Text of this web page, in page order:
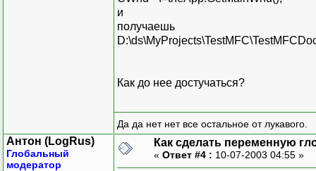
и
получаешь
Как до нее достучаться?
Да да нет нет все остальное от лукавого.
Антон (LogRus)
Глобальный
модератор
Как сделать переменную
« Ответ #4 : 10-07-2003 04:55 »